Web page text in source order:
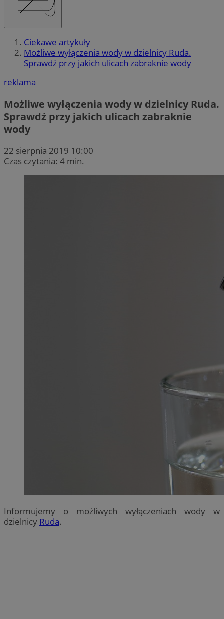
Ciekawe artykuły
Możliwe wyłączenia wody w dzielnicy Ruda.
Sprawdź przy jakich ulicach zabraknie wody
reklama
Możliwe wyłączenia wody w dzielnicy Ruda.
Sprawdź przy jakich ulicach zabraknie
wody
22 sierpnia 2019 10:00
Czas czytania: 4 min.
Informujemy o możliwych wyłączeniach wody w
dzielnicy Ruda.